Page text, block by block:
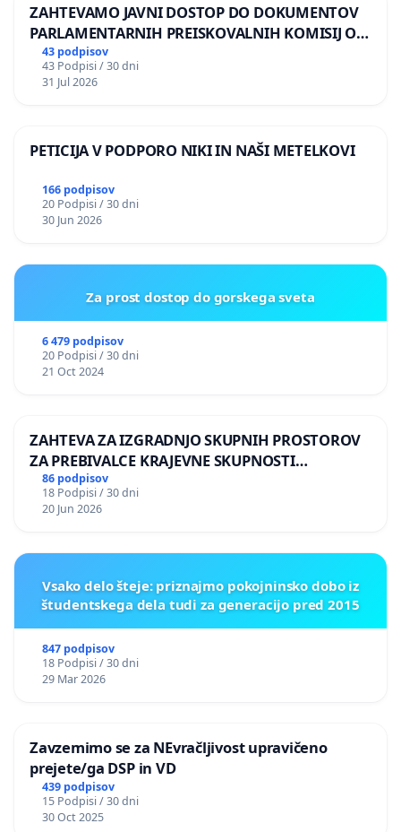
ZAHTEVAMO JAVNI DOSTOP DO DOKUMENTOV
PARLAMENTARNIH PREISKOVALNIH KOMISIJ O
ILEGALNI TRGOVINI Z OROŽJEM
43 podpisov
43 Podpisi / 30 dni
31 Jul 2026
PETICIJA V PODPORO NIKI IN NAŠI METELKOVI
166 podpisov
20 Podpisi / 30 dni
30 Jun 2026
Za prost dostop do gorskega sveta
6 479 podpisov
20 Podpisi / 30 dni
21 Oct 2024
ZAHTEVA ZA IZGRADNJO SKUPNIH PROSTOROV
ZA PREBIVALCE KRAJEVNE SKUPNOSTI
PRESTRANEK
86 podpisov
18 Podpisi / 30 dni
20 Jun 2026
Vsako delo šteje: priznajmo pokojninsko dobo iz
študentskega dela tudi za generacijo pred 2015
847 podpisov
18 Podpisi / 30 dni
29 Mar 2026
Zavzemimo se za NEvračljivost upravičeno
prejete/ga DSP in VD
439 podpisov
15 Podpisi / 30 dni
30 Oct 2025